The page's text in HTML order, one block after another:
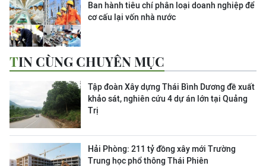
Ban hành tiêu chí phân loại doanh nghiệp để
cơ cấu lại vốn nhà nước
TIN CÙNG CHUYÊN MỤC
Tập đoàn Xây dựng Thái Bình Dương đề xuất
khảo sát, nghiên cứu 4 dự án lớn tại Quảng
Trị
Hải Phòng: 211 tỷ đồng xây mới Trường
Trung học phổ thông Thái Phiên